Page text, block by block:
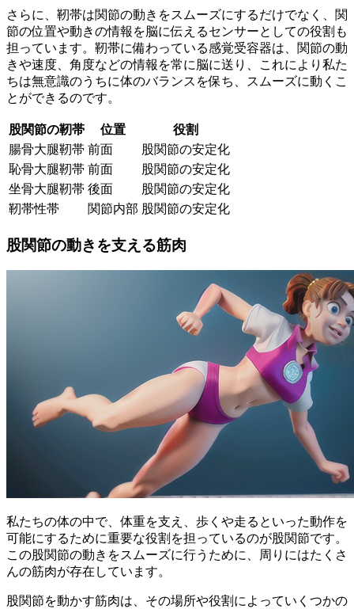
さらに、靭帯は関節の動きをスムーズにするだけでなく、関
節の位置や動きの情報を脳に伝えるセンサーとしての役割も
担っています。靭帯に備わっている感覚受容器は、関節の動
きや速度、角度などの情報を常に脳に送り、これにより私た
ちは無意識のうちに体のバランスを保ち、スムーズに動くこ
とができるのです。
股関節の靭帯 位置
役割
腸骨大腿靭帯 前面
股関節の安定化
恥骨大腿靭帯 前面
股関節の安定化
坐骨大腿靭帯 後面
股関節の安定化
靭帯性帯
関節内部 股関節の安定化
股関節の動きを支える筋肉
私たちの体の中で、体重を支え、歩くや走るといった動作を
可能にするために重要な役割を担っているのが股関節です。
この股関節の動きをスムーズに行うために、
周りにはたくさ
んの筋肉が存在しています。
股関節を動かす筋肉は、その場所や役割によっていくつかの